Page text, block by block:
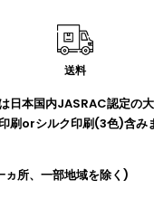
送料
日本国内JASRAC認定
orシルク印刷(3色)含み
所、一部地域を除く)